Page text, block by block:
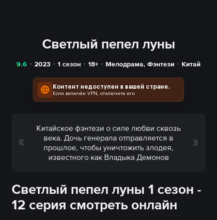
Светлый пепел луны
9.6 2023 1 сезон 18+ Мелодрама,Фэнтези Китай
Контент недоступен в вашей стране.
Если включён VPN, отключите его
Китайское фэнтези о силе любви сквозь
века. Дочь генерала отправляется в
прошлое, чтобы уничтожить злодея,
известного как Владыка Демонов
Светлый пепел луны 1 сезон -
12 серия смотреть онлайн